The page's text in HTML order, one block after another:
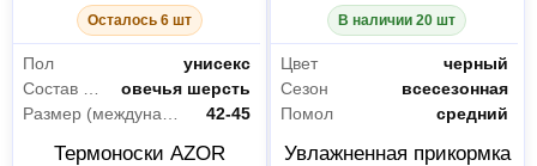
Осталось 6 шт
Пол
унисекс
овечья шерсть
42-45
Термоноски AZOR
В наличии 20 шт
Цвет
черный
Сезон
всесезонная
Помол
средний
Увлажненная прикормка